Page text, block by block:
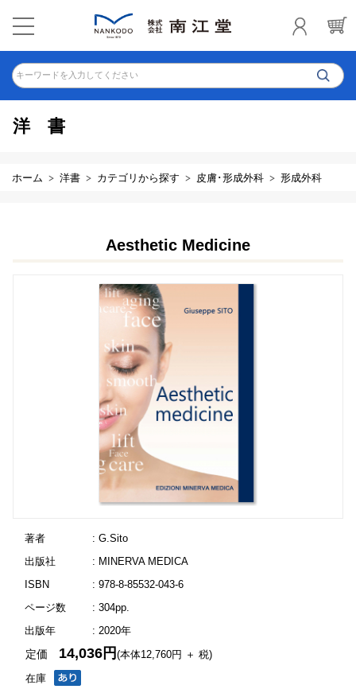
キーワードを入力してください
洋書
ホーム 洋書 カテゴリから探す 皮膚･形成外科 形成外科
Aesthetic Medicine
著者
: G.Sito
出版社
: MINERVA MEDICA
ISBN
: 978-8-85532-043-6
ページ数
: 304pp.
出版年
: 2020年
在庫
定価 14,036円(本体12,760円 ＋ 税)